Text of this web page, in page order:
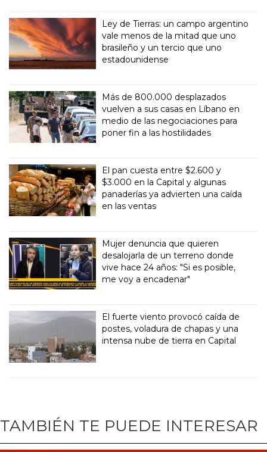
Ley de Tierras: un campo argentino
vale menos de la mitad que uno
brasileño y un tercio que uno
estadounidense
Más de 800.000 desplazados
vuelven a sus casas en Líbano en
medio de las negociaciones para
poner fin a las hostilidades
El pan cuesta entre $2.600 y
$3.000 en la Capital y algunas
panaderías ya advierten una caída
en las ventas
Mujer denuncia que quieren
desalojarla de un terreno donde
vive hace 24 años: "Si es posible,
me voy a encadenar"
El fuerte viento provocó caída de
postes, voladura de chapas y una
intensa nube de tierra en Capital
TAMBIÉN TE PUEDE INTERESAR